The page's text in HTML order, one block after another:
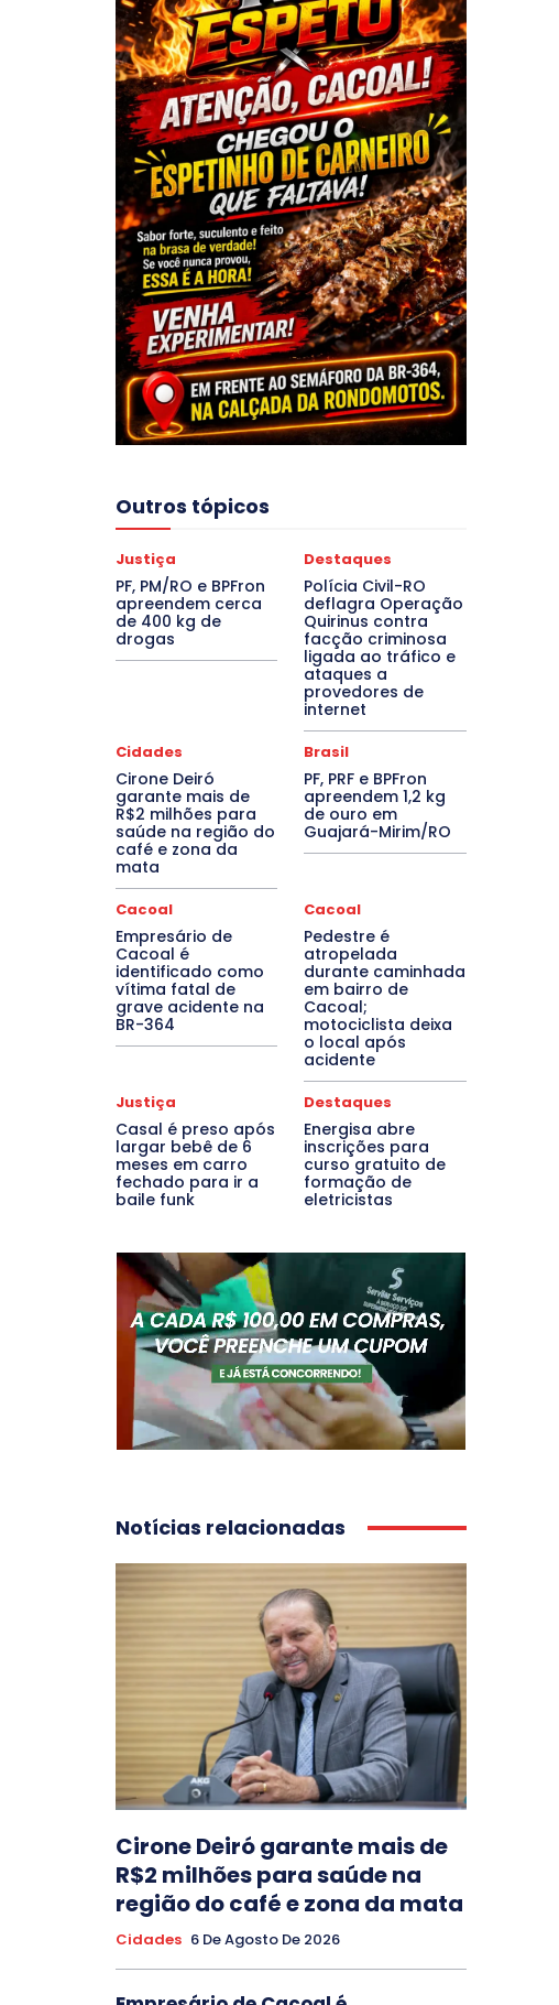
Outros tópicos
Justiça
PF, PM/RO e BPFron
apreendem cerca
de 400 kg de
drogas
Destaques
Polícia Civil-RO
deflagra Operação
Quirinus contra
facção criminosa
ligada ao tráfico e
ataques a
provedores de
internet
Cidades
Cirone Deiró
garante mais de
R$2 milhões para
saúde na região do
café e zona da
mata
Brasil
PF, PRF e BPFron
apreendem 1,2 kg
de ouro em
Guajará-Mirim/RO
Cacoal
Empresário de
Cacoal é
identificado como
vítima fatal de
grave acidente na
BR-364
Cacoal
Pedestre é
atropelada
durante caminhada
em bairro de
Cacoal;
motociclista deixa
o local após
acidente
Justiça
Casal é preso após
largar bebê de 6
meses em carro
fechado para ir a
baile funk
Destaques
Energisa abre
inscrições para
curso gratuito de
formação de
eletricistas
Notícias relacionadas
Cirone Deiró garante mais de
R$2 milhões para saúde na
região do café e zona da mata
Cidades 6 De Agosto De 2026